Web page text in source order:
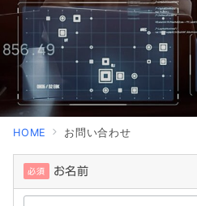
HOME お問い合わせ
必須 お名前